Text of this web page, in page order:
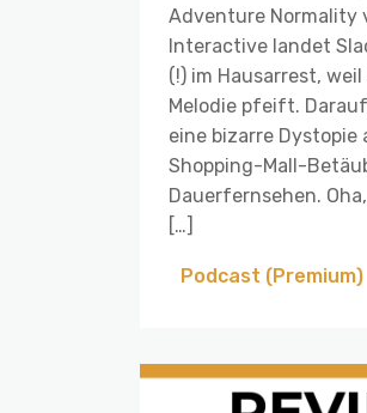
Adventure Normality
Interactive landet
(!) im Hausarrest,
Melodie pfeift.
eine bizarre Dystopie
Shopping-Mall-
Dauerfernsehen.
[…]
Podcast (Premium)